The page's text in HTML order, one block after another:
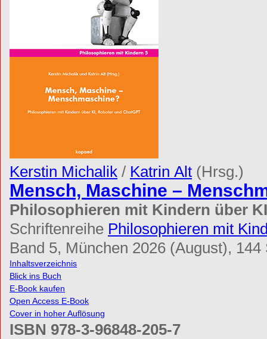
Fachbereich kunst/pädagogik
Fachbereich kultur/pädagogik
Open Access eBooks
Leser*innen
Anzeigenkund*innen
Produktsicherheitsverordnung
Kerstin Michalik / Katrin Alt (Hrsg.)
Mensch, Maschine –
Philosophieren mit Kindern über
Schriftenreihe Philosophieren mit
Band 5, München 2026 (August), 144
Inhaltsverzeichnis
Blick ins Buch
E-Book kaufen
Open Access E-Book
Cover in hoher Auflösung
ISBN 978-3-96848-205-7